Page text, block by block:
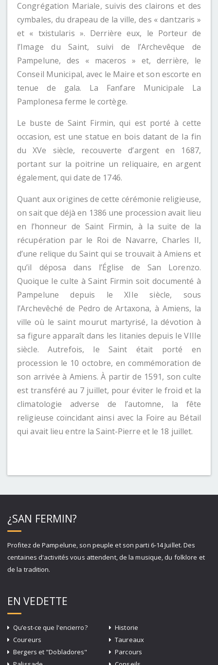
Congrégation Mariale, suivis des clairons et des
cymbales, du drapeau de la ville, des « dantzaris »
et « txistularis ». Derrière eux, le Porteur de
l’Image du Saint, suivi de l’Archevêque de
Pampelune, des « maceros » et, derrière, le
Conseil Municipal, avec le Maire et son escorte en
tenue de gala. La Fanfare Municipale La
Pamplonesa ferme le cortège.
Le buste de Saint Firmin, qui est porté à cette
occasion, est une statue en bois datant de la fin
du XVe siècle, recouverte d’argent en 1687,
portant sur la poitrine un reliquaire, en argent
également, qui date de 1746.
Quant aux origines de cette cérémonie religieuse,
on sait que déjà en 1386 une procession avait lieu
en l’honneur de Saint Firmin, à la suite de la
récupération par le Roi de Navarre, Charles II,
d’une relique du Saint qui se trouvait à Amiens et
qu’il déposa dans l’Église de San Lorenzo.
Quoique le culte à Saint Firmin soit documenté à
Pampelune depuis le XIIe siècle, sous
l’Archevêché de Pedro de Artaxona, à Amiens, la
ville où le saint mourut martyrisé, la dévotion à
sa figure apparaît dans les litanies depuis le VIIIe
siècle. Autrefois, le Saint était porté en
procession le 10 octobre, en commémoration de
son arrivée à Amiens. À partir de 1591, son culte
est transféré au 7 juillet, pour éviter le froid et la
climatologie adverse de l’automne, la fête
religieuse coïncidant ainsi avec la Foire au Bétail
qui avait lieu entre la Saint-Pierre et le 18 juillet.
¿SAN FERMIN?
Profitez de Pampelune, son peuple et son parti 6-14 Juillet. Des
centaines d'activités vous attendent, de la musique, du folklore et
de la tradition.
EN VEDETTE
Qu’est-ce que l'encierro?
Historie
Coureurs
Taureaux
Bergers et "Dobladores"
Parcours